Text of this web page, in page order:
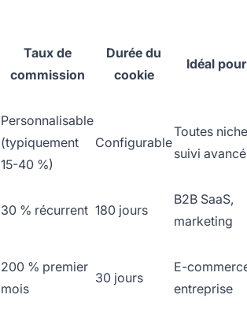
Taux de
commission
Durée du
cookie
Idéal pour
Personnalisable
(typiquement
15-40 %)
Configurable
Toutes
suivi avancé
30 % récurrent 180 jours
B2B SaaS,
marketing
200 % premier
mois
30 jours
E-
entreprise